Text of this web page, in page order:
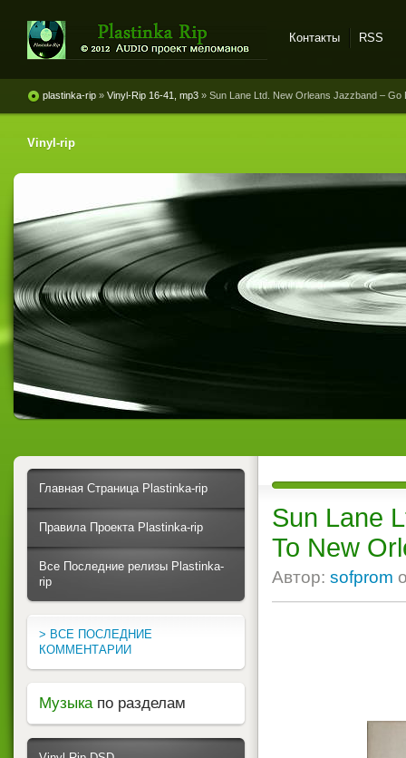
винила и магнитоальбомов
Контакты RSS
plastinka-rip » Vinyl-Rip 16-41, mp3 » Sun Lane Ltd. New Orleans Jazzband ‎– Go
Vinyl-rip
Sun Lane
To New
Автор: sofprom
Главная Страница Plastinka-rip
Правила Проекта Plastinka-rip
Все Последние релизы Plastinka-
rip
> ВСЕ ПОСЛЕДНИЕ
КОММЕНТАРИИ
Музыка по разделам